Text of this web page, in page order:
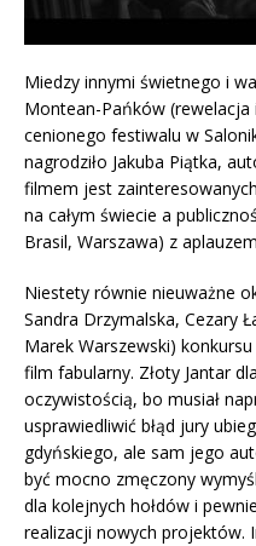
Miedzy innymi świetnego i
Montean-Pańków (rewelacja
cenionego festiwalu w
nagrodziło Jakuba Piątka,
filmem jest
na całym świecie a
Brasil, Warszawa) z
Niestety równie nieuważne
Sandra Drzymalska, Cezary
Marek Warszewski)
film fabularny. Złoty Jantar
oczywistością, bo musiał
usprawiedliwić błąd jury
gdyńskiego, ale sam jego
być mocno zmęczony
dla kolejnych hołdów i
realizacji nowych projektów.